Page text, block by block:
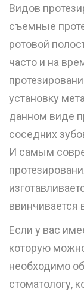
Видов
съемные
ротовой
часто и на
установку
данном виде
соседних
И самым
ввинчивается
Если у вас
которую
необходимо
стоматологу,